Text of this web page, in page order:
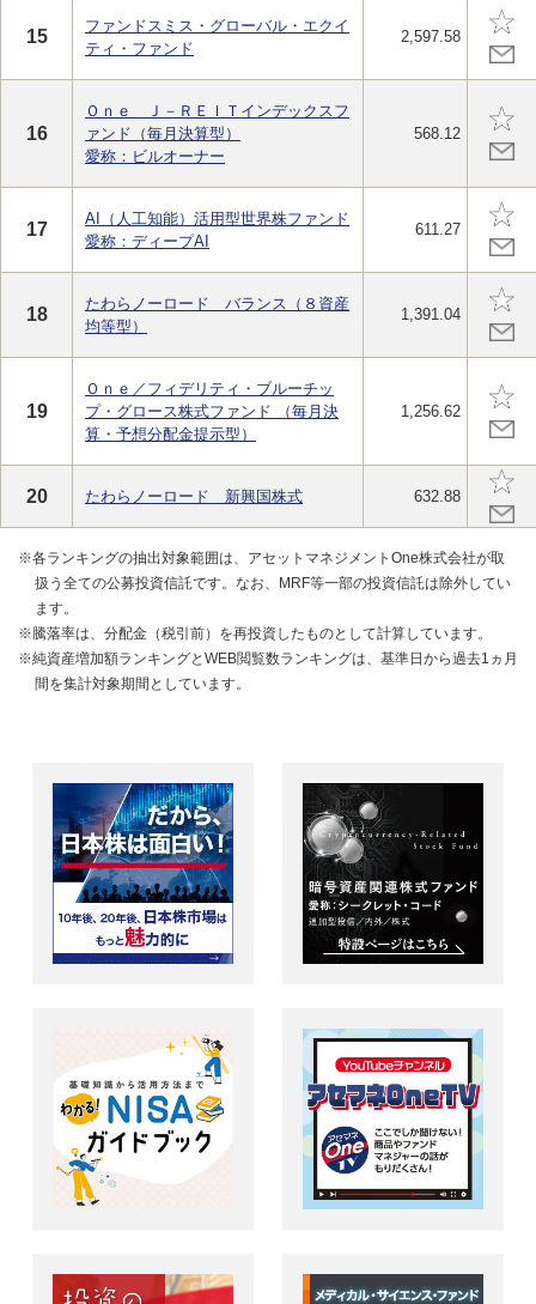
15
ファンドスミス・グローバル・エクイ
ティ・ファンド
2,597.58
16
Ｏｎｅ Ｊ－ＲＥＩＴインデックスフ
ァンド（毎月決算型）
愛称：ビルオーナー
568.12
17
AI（人工知能）活用型世界株ファンド
愛称：ディープAI
611.27
18
たわらノーロード バランス（８資産
均等型）
1,391.04
19
Ｏｎｅ／フィデリティ・ブルーチッ
プ・グロース株式ファンド （毎月決
算・予想分配金提示型）
1,256.62
20 たわらノーロード 新興国株式 632.88
※各ランキングの抽出対象範囲は、アセットマネジメントOne株式会社が取
扱う全ての公募投資信託です。なお、MRF等一部の投資信託は除外してい
ます。
※騰落率は、分配金（税引前）を再投資したものとして計算しています。
※純資産増加額ランキングとWEB閲覧数ランキングは、基準日から過去1ヵ月
間を集計対象期間としています。